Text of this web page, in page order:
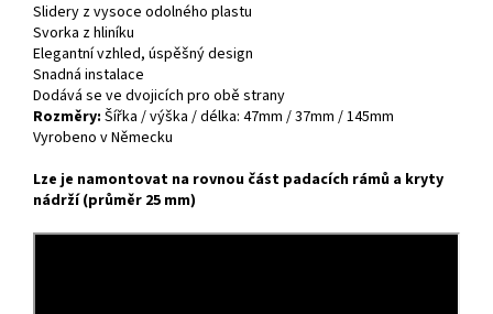
Slidery z vysoce odolného plastu
Svorka z hliníku
Elegantní vzhled, úspěšný design
Snadná instalace
Dodává se ve dvojicích pro obě strany
Rozměry: Šířka / výška / délka: 47mm / 37mm / 145mm
Vyrobeno v Německu
Lze je namontovat na rovnou část padacích rámů a kryty
nádrží (průměr 25 mm)